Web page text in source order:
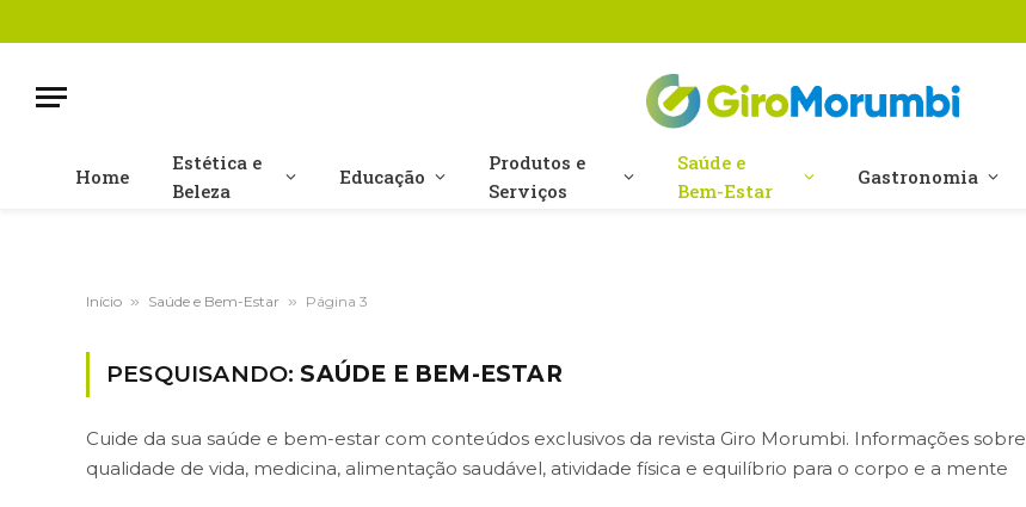
Home
Estética e
Beleza
Educação
Produtos e
Serviços
Saúde e
Bem-Estar
Gastronomia
Início » Saúde e Bem-Estar » Página 3
PESQUISANDO: SAÚDE E BEM-ESTAR
Cuide da sua saúde e bem-estar com conteúdos exclusivos da revista Giro Morumbi. Informações sobre
qualidade de vida, medicina, alimentação saudável, atividade física e equilíbrio para o corpo e a mente